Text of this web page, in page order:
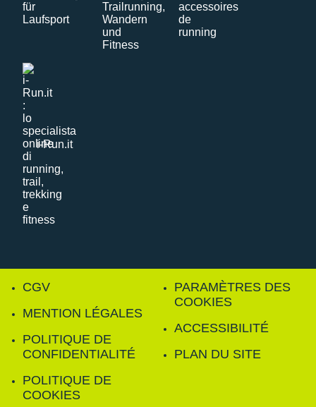
i-Run.it
CGV
MENTION LÉGALES
POLITIQUE DE
CONFIDENTIALITÉ
POLITIQUE DE
COOKIES
PARAMÈTRES DES
COOKIES
ACCESSIBILITÉ
PLAN DU SITE